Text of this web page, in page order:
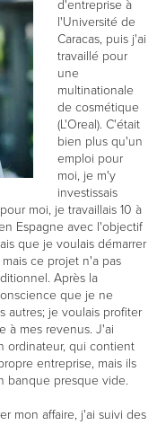
d'entreprise à
l'Université de
Caracas, puis j'ai
travaillé pour
une
multinationale
de cosmétique
(L'Oreal). C'était
bien plus qu'un
emploi pour
moi, je m'y
investissais
moi, je travaillais 10 à
Espagne avec l'objectif
que je voulais démarrer
ce projet n'a pas
Après la
que je ne
autres; je voulais profiter
à mes revenus. J'ai
ordinateur, qui contient
entreprise, mais ils
banque presque vide.
mon affaire, j'ai suivi des